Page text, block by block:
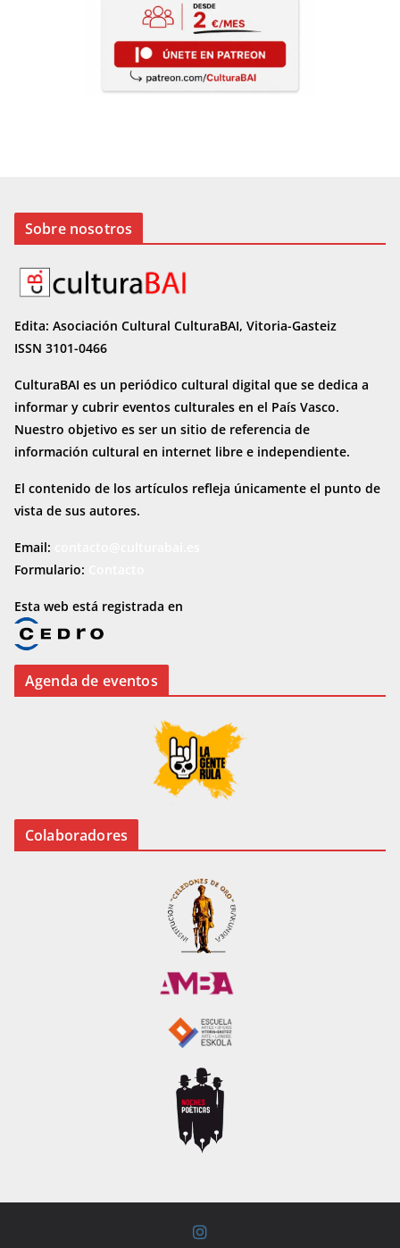
Sobre nosotros
Edita: Asociación Cultural CulturaBAI, Vitoria-Gasteiz
ISSN 3101-0466
CulturaBAI es un periódico cultural digital que se dedica a
informar y cubrir eventos culturales en el País Vasco.
Nuestro objetivo es ser un sitio de referencia de
información cultural en internet libre e independiente.
El contenido de los artículos refleja únicamente el punto de
vista de sus autores.
Email:
Formulario:
Esta web está registrada en
Agenda de eventos
Colaboradores